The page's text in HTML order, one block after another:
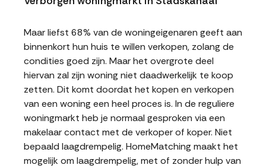
Maar liefst 68% van de woningeigenaren geeft aan
binnenkort hun huis te willen verkopen, zolang de
condities goed zijn. Maar het overgrote deel
hiervan zal zijn woning niet daadwerkelijk te koop
zetten. Dit komt doordat het kopen en verkopen
van een woning een heel proces is. In de reguliere
woningmarkt heb je normaal gesproken via een
makelaar contact met de verkoper of koper. Niet
bepaald laagdrempelig. HomeMatching maakt het
mogelijk om laagdrempelig, met of zonder hulp van